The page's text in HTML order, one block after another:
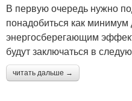
В первую очередь нужно
понадобиться как минимум
энергосберегающим
будут заключаться в
читать дальше →